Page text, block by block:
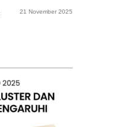
21 November 2025